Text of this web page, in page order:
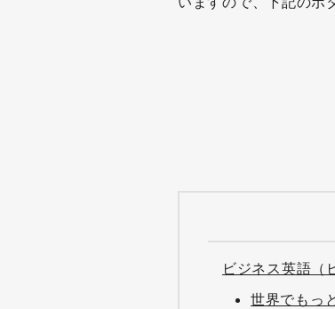
ビジネス英語（
世界でもっ